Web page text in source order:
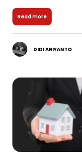
Read more
DIDI ARIYANTO